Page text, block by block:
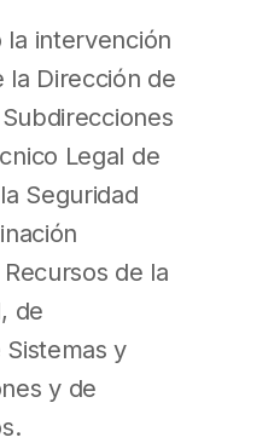
la intervención
Dirección de
Legal de
Seguridad
de la
de
Sistemas y
y de